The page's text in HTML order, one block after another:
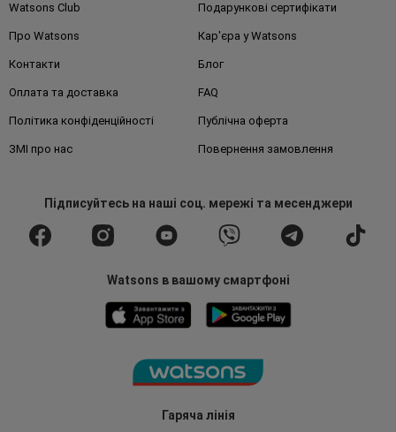
Гаряча лінія
Watsons Club Подарункові сертифікати
Про Watsons Кар'єра у Watsons
Контакти Блог
Оплата та доставка FAQ
Політика конфіденційності Публічна оферта
ЗМІ про нас Повернення замовлення
Підписуйтесьна наші соц. мережі та месенджери
Watsons в вашому смартфоні